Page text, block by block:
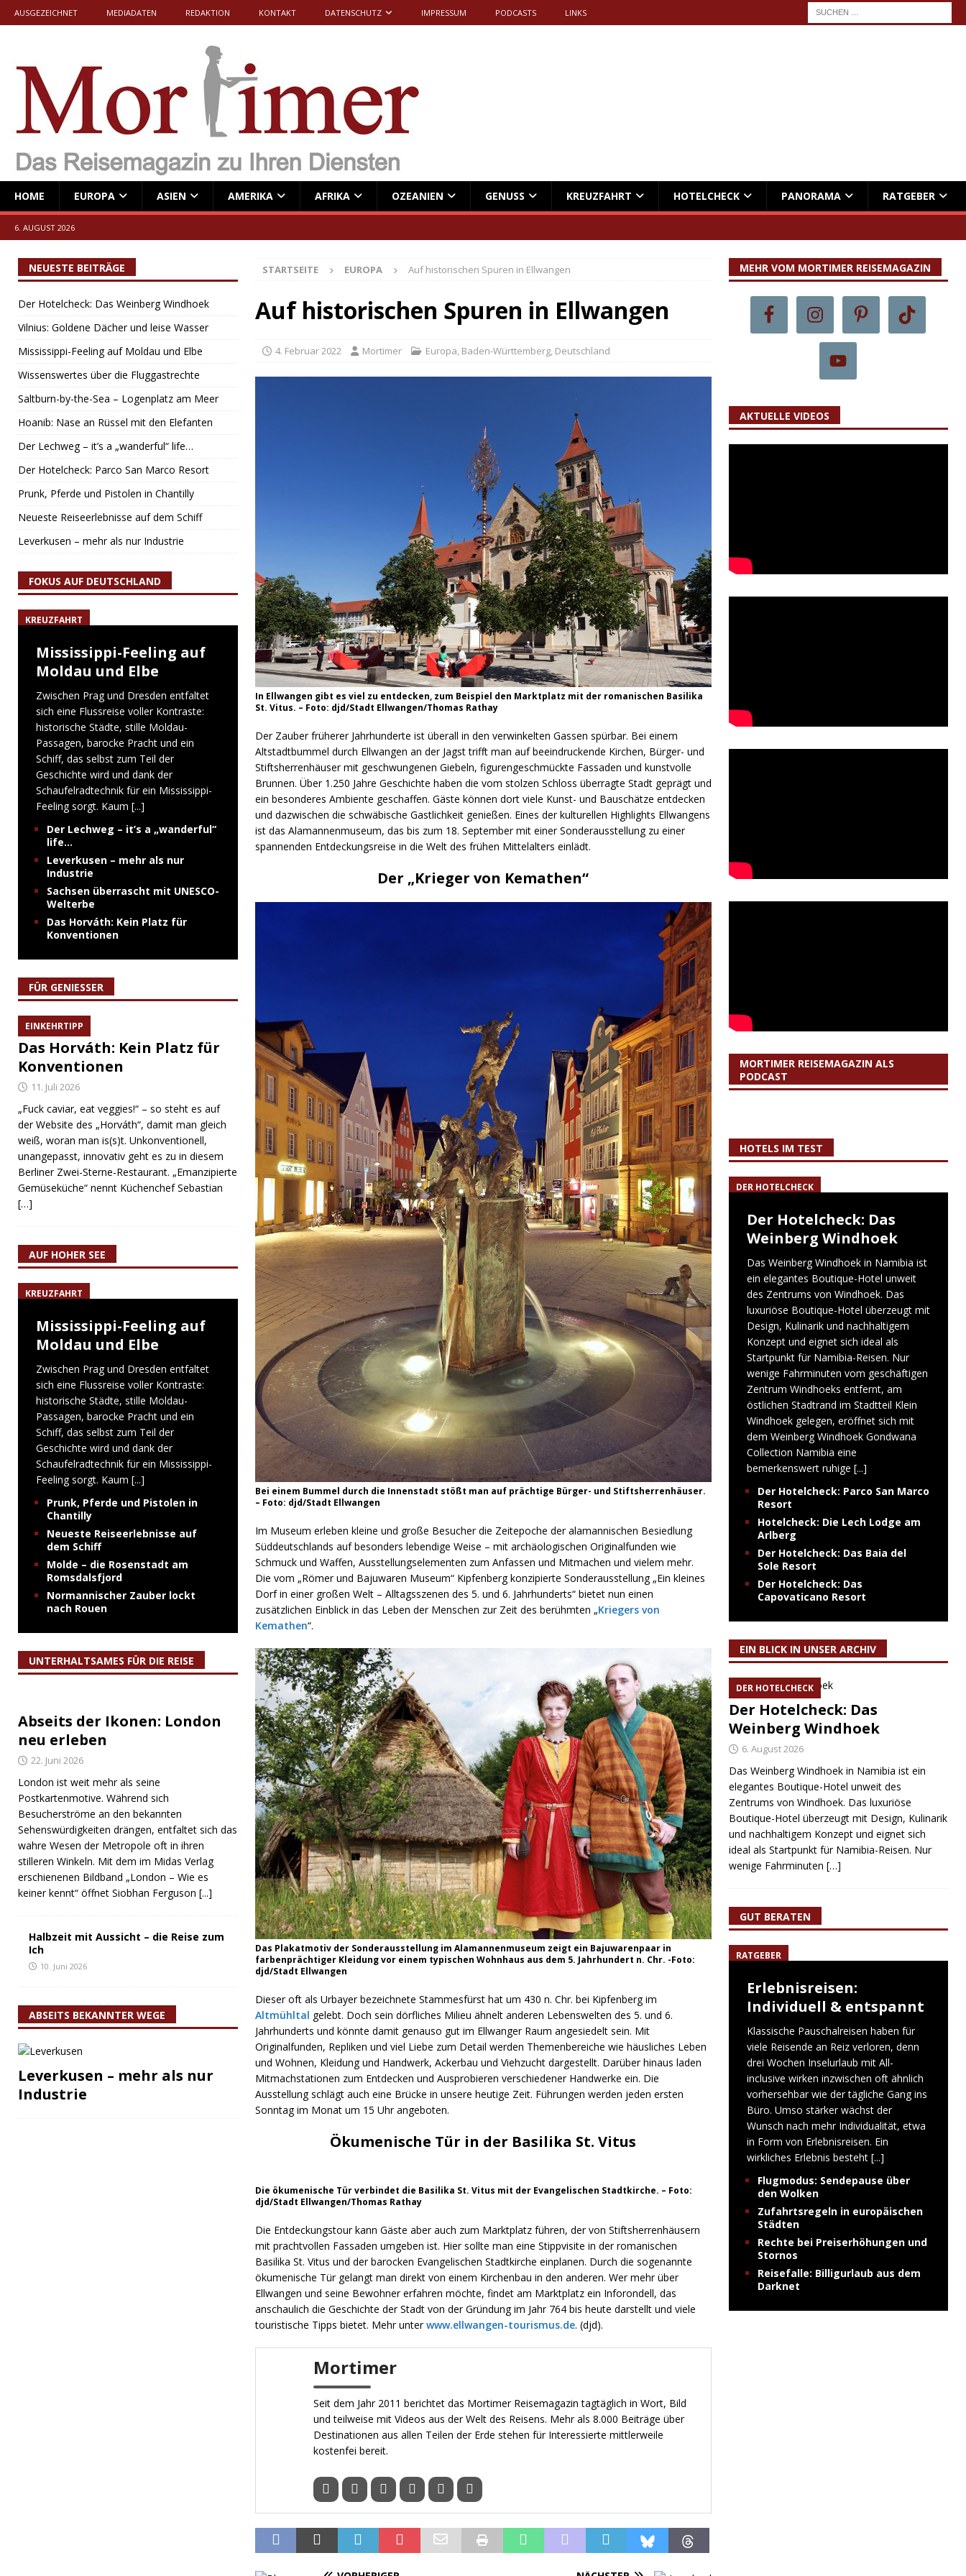
AUSGEZEICHNET MEDIADATEN REDAKTION KONTAKT DATENSCHUTZ IMPRESSUM PODCASTS LINKS
HOME EUROPA ASIEN AMERIKA AFRIKA OZEANIEN GENUSS KREUZFAHRT HOTELCHECK PANORAMA RATGEBER
6. AUGUST 2026
STARTSEITE EUROPA Auf historischen Spuren in Ellwangen
Auf historischen Spuren in Ellwangen
4. Februar 2022 Mortimer Europa, Baden-Württemberg, Deutschland
In Ellwangen gibt es viel zu entdecken, zum Beispiel den Marktplatz mit der romanischen Basilika
St. Vitus. – Foto: djd/Stadt Ellwangen/Thomas Rathay
Der Zauber früherer Jahrhunderte ist überall in den verwinkelten Gassen spürbar. Bei einem
Altstadtbummel durch Ellwangen an der Jagst trifft man auf beeindruckende Kirchen, Bürger- und
Stiftsherrenhäuser mit geschwungenen Giebeln, figurengeschmückte Fassaden und kunstvolle
Brunnen. Über 1.250 Jahre Geschichte haben die vom stolzen Schloss überragte Stadt geprägt und
ein besonderes Ambiente geschaffen. Gäste können dort viele Kunst- und Bauschätze entdecken
und dazwischen die schwäbische Gastlichkeit genießen. Eines der kulturellen Highlights Ellwangens
ist das Alamannenmuseum, das bis zum 18. September mit einer Sonderausstellung zu einer
spannenden Entdeckungsreise in die Welt des frühen Mittelalters einlädt.
Der „Krieger von Kemathen“
Bei einem Bummel durch die Innenstadt stößt man auf prächtige Bürger- und Stiftsherrenhäuser.
– Foto: djd/Stadt Ellwangen
Im Museum erleben kleine und große Besucher die Zeitepoche der alamannischen Besiedlung
Süddeutschlands auf besonders lebendige Weise – mit archäologischen Originalfunden wie
Schmuck und Waffen, Ausstellungselementen zum Anfassen und Mitmachen und vielem mehr.
Die vom „Römer und Bajuwaren Museum“ Kipfenberg konzipierte Sonderausstellung „Ein kleines
Dorf in einer großen Welt – Alltagsszenen des 5. und 6. Jahrhunderts“ bietet nun einen
zusätzlichen Einblick in das Leben der Menschen zur Zeit des berühmten „Kriegers von
Kemathen“.
Das Plakatmotiv der Sonderausstellung im Alamannenmuseum zeigt ein Bajuwarenpaar in
farbenprächtiger Kleidung vor einem typischen Wohnhaus aus dem 5. Jahrhundert n. Chr. -Foto:
djd/Stadt Ellwangen
Dieser oft als Urbayer bezeichnete Stammesfürst hat um 430 n. Chr. bei Kipfenberg im
Altmühltal gelebt. Doch sein dörfliches Milieu ähnelt anderen Lebenswelten des 5. und 6.
Jahrhunderts und könnte damit genauso gut im Ellwanger Raum angesiedelt sein. Mit
Originalfunden, Repliken und viel Liebe zum Detail werden Themenbereiche wie häusliches Leben
und Wohnen, Kleidung und Handwerk, Ackerbau und Viehzucht dargestellt. Darüber hinaus laden
Mitmachstationen zum Entdecken und Ausprobieren verschiedener Handwerke ein. Die
Ausstellung schlägt auch eine Brücke in unsere heutige Zeit. Führungen werden jeden ersten
Sonntag im Monat um 15 Uhr angeboten.
Ökumenische Tür in der Basilika St. Vitus
Die ökumenische Tür verbindet die Basilika St. Vitus mit der Evangelischen Stadtkirche. – Foto:
djd/Stadt Ellwangen/Thomas Rathay
Die Entdeckungstour kann Gäste aber auch zum Marktplatz führen, der von Stiftsherrenhäusern
mit prachtvollen Fassaden umgeben ist. Hier sollte man eine Stippvisite in der romanischen
Basilika St. Vitus und der barocken Evangelischen Stadtkirche einplanen. Durch die sogenannte
ökumenische Tür gelangt man direkt von einem Kirchenbau in den anderen. Wer mehr über
Ellwangen und seine Bewohner erfahren möchte, findet am Marktplatz ein Inforondell, das
anschaulich die Geschichte der Stadt von der Gründung im Jahr 764 bis heute darstellt und viele
touristische Tipps bietet. Mehr unterwww.ellwangen-tourismus.de. (djd).
Mortimer
Seit dem Jahr 2011 berichtet das Mortimer Reisemagazin tagtäglich in Wort, Bild
und teilweise mit Videos aus der Welt des Reisens. Mehr als 8.000 Beiträge über
Destinationen aus allen Teilen der Erde stehen für Interessierte mittlerweile
kostenfei bereit.
NEUESTE BEITRÄGE
Der Hotelcheck: Das Weinberg Windhoek
Vilnius: Goldene Dächer und leise Wasser
Mississippi-Feeling auf Moldau und Elbe
Wissenswertes über die Fluggastrechte
Saltburn-by-the-Sea – Logenplatz am Meer
Hoanib: Nase an Rüssel mit den Elefanten
Der Lechweg – it’s a „wanderful“ life…
Der Hotelcheck: Parco San Marco Resort
Prunk, Pferde und Pistolen in Chantilly
Neueste Reiseerlebnisse auf dem Schiff
Leverkusen – mehr als nur Industrie
FOKUS AUF DEUTSCHLAND
KREUZFAHRT
Mississippi-Feeling auf
Moldau und Elbe
Zwischen Prag und Dresden entfaltet
sich eine Flussreise voller Kontraste:
historische Städte, stille Moldau-
Passagen, barocke Pracht und ein
Schiff, das selbst zum Teil der
Geschichte wird und dank der
Schaufelradtechnik für ein Mississippi-
Feeling sorgt. Kaum [...]
Der Lechweg – it’s a „wanderful“
life…
Leverkusen – mehr als nur
Industrie
Sachsen überrascht mit UNESCO-
Welterbe
Das Horváth: Kein Platz für
Konventionen
FÜR GENIESSER
EINKEHRTIPP
Das Horváth: Kein Platz für
Konventionen
11. Juli 2026
„Fuck caviar, eat veggies!“ – so steht es auf
der Website des „Horváth“, damit man gleich
weiß, woran man is(s)t. Unkonventionell,
unangepasst, innovativ geht es zu in diesem
Berliner Zwei-Sterne-Restaurant. „Emanzipierte
Gemüseküche“ nennt Küchenchef Sebastian
[…]
AUF HOHER SEE
KREUZFAHRT
Mississippi-Feeling auf
Moldau und Elbe
Zwischen Prag und Dresden entfaltet
sich eine Flussreise voller Kontraste:
historische Städte, stille Moldau-
Passagen, barocke Pracht und ein
Schiff, das selbst zum Teil der
Geschichte wird und dank der
Schaufelradtechnik für ein Mississippi-
Feeling sorgt. Kaum [...]
Prunk, Pferde und Pistolen in
Chantilly
Neueste Reiseerlebnisse auf
dem Schiff
Molde – die Rosenstadt am
Romsdalsfjord
Normannischer Zauber lockt
nach Rouen
UNTERHALTSAMES FÜR DIE REISE
Abseits der Ikonen: London
neu erleben
22. Juni 2026
London ist weit mehr als seine
Postkartenmotive. Während sich
Besucherströme an den bekannten
Sehenswürdigkeiten drängen, entfaltet sich das
wahre Wesen der Metropole oft in ihren
stilleren Winkeln. Mit dem im Midas Verlag
erschienenen Bildband „London – Wie es
keiner kennt“ öffnet Siobhan Ferguson [...]
Halbzeit mit Aussicht – die Reise zum
Ich
10. Juni 2026
ABSEITS BEKANNTER WEGE
Leverkusen – mehr als nur
Industrie
MEHR VOM MORTIMER REISEMAGAZIN
AKTUELLE VIDEOS
MORTIMER REISEMAGAZIN ALS
PODCAST
HOTELS IM TEST
DER HOTELCHECK
Der Hotelcheck: Das
Weinberg Windhoek
Das Weinberg Windhoek in Namibia ist
ein elegantes Boutique-Hotel unweit
des Zentrums von Windhoek. Das
luxuriöse Boutique-Hotel überzeugt mit
Design, Kulinarik und nachhaltigem
Konzept und eignet sich ideal als
Startpunkt für Namibia-Reisen. Nur
wenige Fahrminuten vom geschäftigen
Zentrum Windhoeks entfernt, am
östlichen Stadtrand im Stadtteil Klein
Windhoek gelegen, eröffnet sich mit
dem Weinberg Windhoek Gondwana
Collection Namibia eine
bemerkenswert ruhige [...]
Der Hotelcheck: Parco San Marco
Resort
Hotelcheck: Die Lech Lodge am
Arlberg
Der Hotelcheck: Das Baia del
Sole Resort
Der Hotelcheck: Das
Capovaticano Resort
EIN BLICK IN UNSER ARCHIV
DER HOTELCHECK
Der Hotelcheck: Das
Weinberg Windhoek
6. August 2026
Das Weinberg Windhoek in Namibia ist ein
elegantes Boutique-Hotel unweit des
Zentrums von Windhoek. Das luxuriöse
Boutique-Hotel überzeugt mit Design, Kulinarik
und nachhaltigem Konzept und eignet sich
ideal als Startpunkt für Namibia-Reisen. Nur
wenige Fahrminuten […]
GUT BERATEN
RATGEBER
Erlebnisreisen:
Individuell & entspannt
Klassische Pauschalreisen haben für
viele Reisende an Reiz verloren, denn
drei Wochen Inselurlaub mit All-
inclusive wirken inzwischen oft ähnlich
vorhersehbar wie der tägliche Gang ins
Büro. Umso stärker wächst der
Wunsch nach mehr Individualität, etwa
in Form von Erlebnisreisen. Ein
wirkliches Erlebnis besteht [...]
Flugmodus: Sendepause über
den Wolken
Zufahrtsregeln in europäischen
Städten
Rechte bei Preiserhöhungen und
Stornos
Reisefalle: Billigurlaub aus dem
Darknet